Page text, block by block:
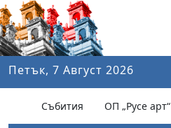
Петък, 7 Август 2026
Събития ОП „Русе арт“